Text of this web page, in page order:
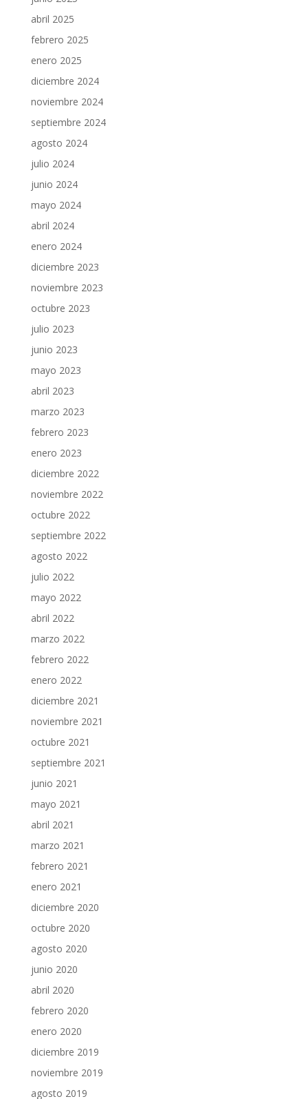
abril 2025
febrero 2025
enero 2025
diciembre 2024
noviembre 2024
septiembre 2024
agosto 2024
julio 2024
junio 2024
mayo 2024
abril 2024
enero 2024
diciembre 2023
noviembre 2023
octubre 2023
julio 2023
junio 2023
mayo 2023
abril 2023
marzo 2023
febrero 2023
enero 2023
diciembre 2022
noviembre 2022
octubre 2022
septiembre 2022
agosto 2022
julio 2022
mayo 2022
abril 2022
marzo 2022
febrero 2022
enero 2022
diciembre 2021
noviembre 2021
octubre 2021
septiembre 2021
junio 2021
mayo 2021
abril 2021
marzo 2021
febrero 2021
enero 2021
diciembre 2020
octubre 2020
agosto 2020
junio 2020
abril 2020
febrero 2020
enero 2020
diciembre 2019
noviembre 2019
agosto 2019